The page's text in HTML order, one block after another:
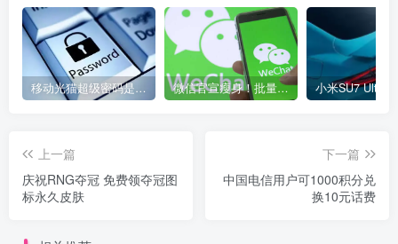
移动光猫超级密码是多少？移动光猫超级管理员后台账号与密码 微信官宣瘦身！批量清理原图新功能来了 安卓、iOS均可使用
上一篇
庆祝RNG夺冠 免费领夺冠图
标永久皮肤
下一篇
中国电信用户可1000积分兑
换10元话费